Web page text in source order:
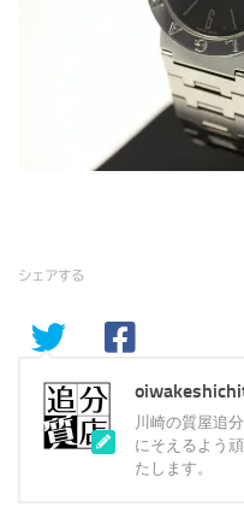
シェアする
川崎の質屋追
にそえるよう
たします。